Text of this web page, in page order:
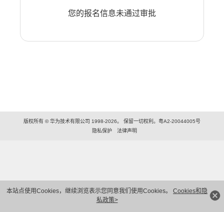
本站点使用Cookies，继续浏览表示您同意我们使用Cookies。 Cookies和隐
私政策>
您的报名信息未通过审批
版权所有 © 华为技术有限公司 1998-2026。 保留一切权利。粤A2-20044005号
隐私保护
法律声明